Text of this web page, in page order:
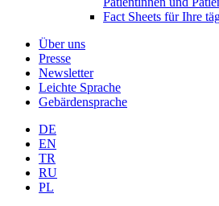
Fact Sheets für Ihre
Über uns
Presse
Newsletter
Leichte Sprache
Gebärdensprache
DE
EN
TR
RU
PL